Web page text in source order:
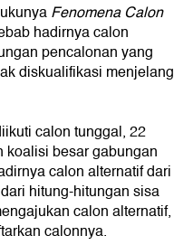
Fenomena Calon
hadirnya calon
pencalonan yang
diskualifikasi menjelang
calon tunggal, 22
koalisi besar gabungan
calon alternatif dari
hitung-hitungan sisa
calon alternatif,
calonnya.